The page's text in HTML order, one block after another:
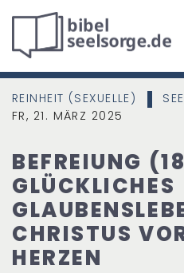
REINHEIT (SEXUELLE)
FR, 21. MÄRZ 2025
BEFREIUNG
GLÜCKLICHES
CHRISTUS
HERZEN